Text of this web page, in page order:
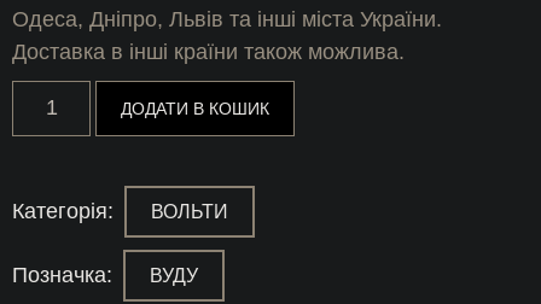
Одеса, Дніпро, Львів та інші міста України.
Доставка в інші країни також можлива.
Ляльки
Вуду
ручної
привороту
-
шт
кількість
ДОДАТИ В КОШИК
Категорія: ВОЛЬТИ
Позначка: ВУДУ